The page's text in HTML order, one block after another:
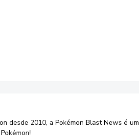
desde 2010, a Pokémon Blast News é um